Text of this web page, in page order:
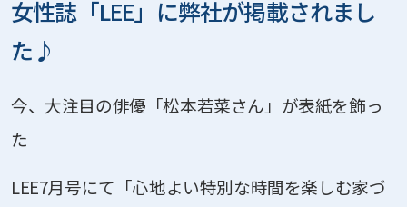
女性誌「LEE」に弊社が掲載されまし
た♪
今、大注目の俳優「松本若菜さん」が表紙を飾っ
た
LEE7月号にて「心地よい特別な時間を楽しむ家づ